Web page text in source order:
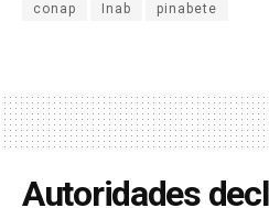
conap Inab pinabete
Autoridades